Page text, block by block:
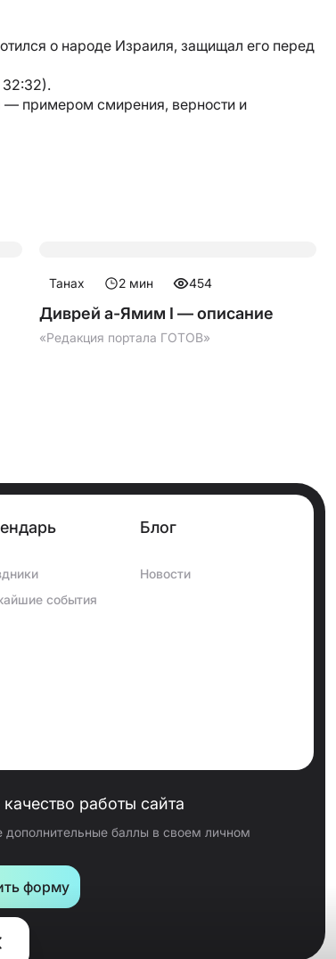
о народе Израиля, защищал его перед
32:32).
примером смирения, верности и
Танах 2мин 454
Диврей а-Ямим I — описание
«Редакция портала ГОТОВ»
события
Блог
Новости
работы сайта
дополнительные баллы в своем личном
форму